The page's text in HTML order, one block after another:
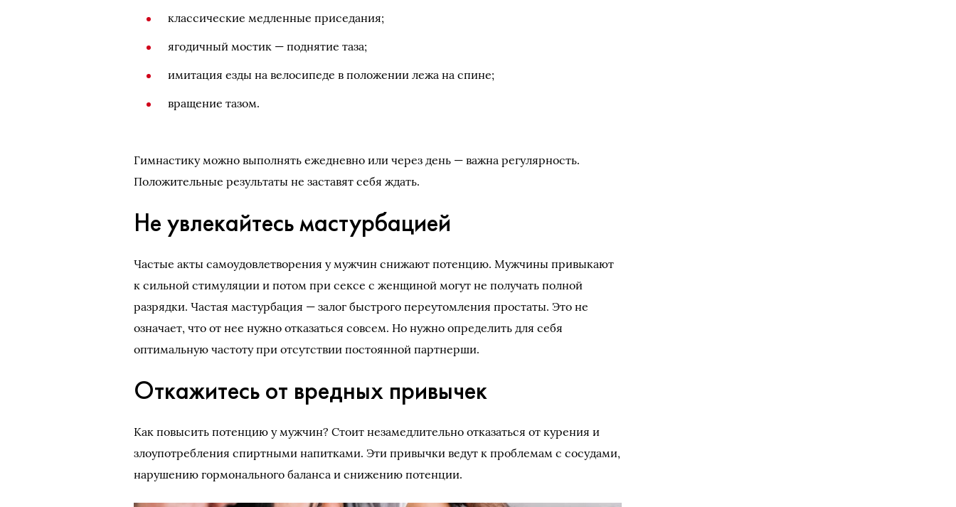
классические медленные приседания;
ягодичный мостик — поднятие таза;
имитация езды на велосипеде в положении лежа на спине;
вращение тазом.
Гимнастику можно выполнять ежедневно или через день — важна регулярность.
Положительные результаты не заставят себя ждать.
Не увлекайтесь мастурбацией
Частые акты самоудовлетворения у мужчин снижают потенцию. Мужчины привыкают
к сильной стимуляции и потом при сексе с женщиной могут не получать полной
разрядки. Частая мастурбация — залог быстрого переутомления простаты. Это не
означает, что от нее нужно отказаться совсем. Но нужно определить для себя
оптимальную частоту при отсутствии постоянной партнерши.
Откажитесь от вредных привычек
Как повысить потенцию у мужчин? Стоит незамедлительно отказаться от курения и
злоупотребления спиртными напитками. Эти привычки ведут к проблемам с сосудами,
нарушению гормонального баланса и снижению потенции.